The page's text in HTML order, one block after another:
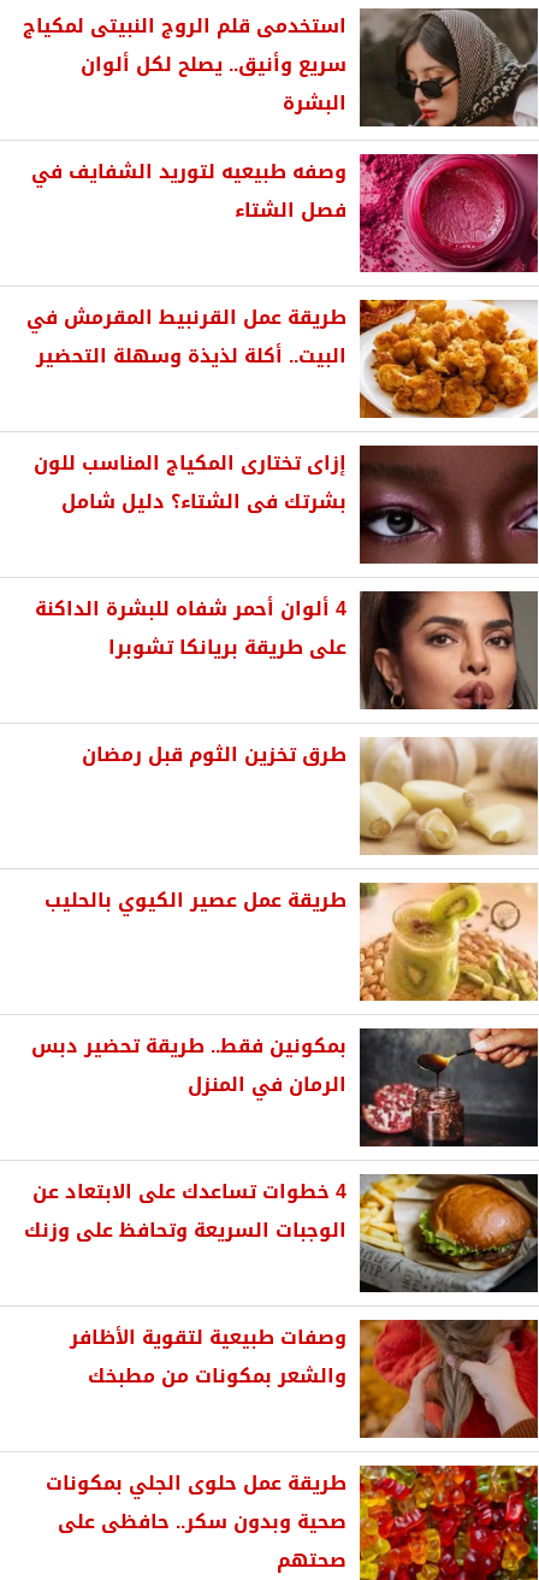
استخدمى قلم الروج النبيتى لمكياج
سريع وأنيق.. يصلح لكل ألوان
البشرة
وصفه طبيعيه لتوريد الشفايف في
فصل الشتاء
طريقة عمل القرنبيط المقرمش في
البيت.. أكلة لذيذة وسهلة التحضير
إزاى تختارى المكياج المناسب للون
بشرتك فى الشتاء؟ دليل شامل
4 ألوان أحمر شفاه للبشرة الداكنة
على طريقة بريانكا تشوبرا
طرق تخزين الثوم قبل رمضان
طريقة عمل عصير الكيوي بالحليب
بمكونين فقط.. طريقة تحضير دبس
الرمان في المنزل
4 خطوات تساعدك على الابتعاد عن
الوجبات السريعة وتحافظ على وزنك
وصفات طبيعية لتقوية الأظافر
والشعر بمكونات من مطبخك
طريقة عمل حلوى الجلي بمكونات
صحية وبدون سكر.. حافظى على
صحتهم